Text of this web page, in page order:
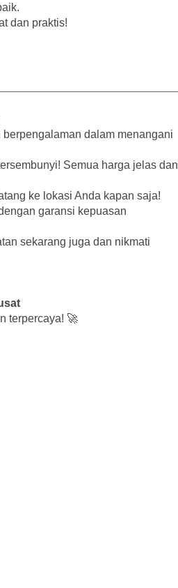
dan praktis!
dalam menangani
Semua harga jelas dan
ke lokasi Anda kapan saja!
garansi kepuasan
sekarang juga dan nikmati
terpercaya! 🚀